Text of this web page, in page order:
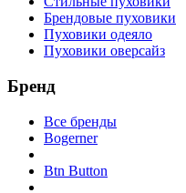
Брендовые пуховики
Пуховики одеяло
Пуховики оверсайз
Бренд
Все бренды
Bogerner
Btn Button